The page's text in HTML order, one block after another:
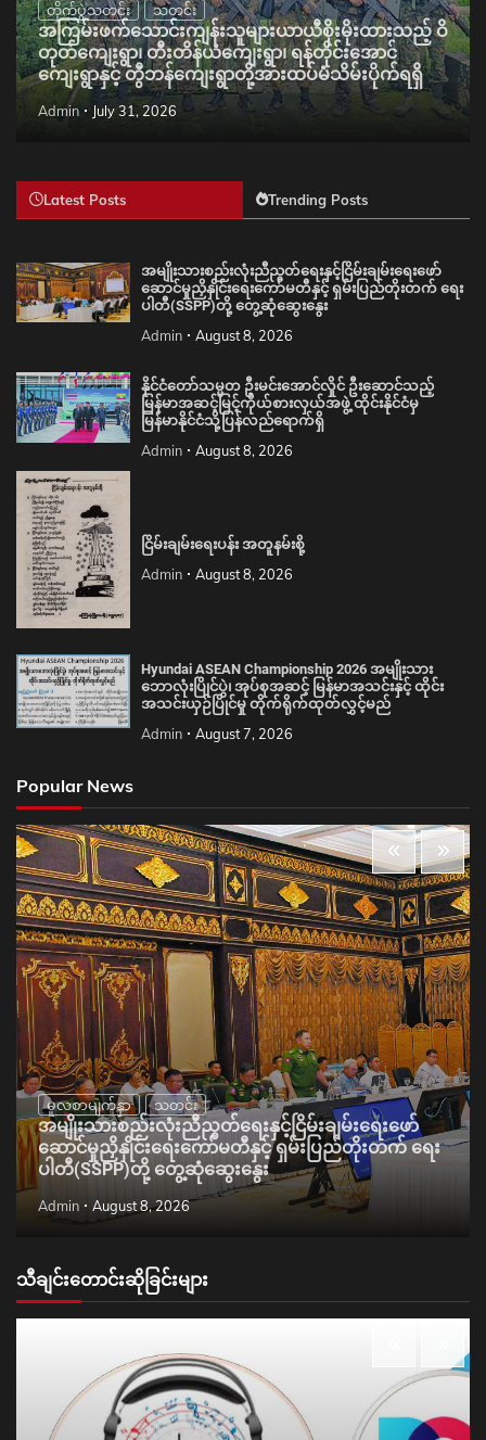
တိုက်ပွဲသတင်း သတင်း
အကြမ်းဖက်သောင်းကျန်းသူများယာယီစိုးမိုးထားသည့် ဝိ
တုတ်ကျေးရွာ၊ တီးတိန်ယံကျေးရွာ၊ ရန်တိုင်းအောင်
ကျေးရွာနှင့် တွီဘန်ကျေးရွာတို့အားထပ်မံသိမ်းပိုက်ရရှိ
Admin July 31, 2026
Latest Posts Trending Posts
အမျိုးသားစည်းလုံးညီညွတ်ရေးနှင့်ငြိမ်းချမ်းရေးဖော်
ဆောင်မှုညှိနှိုင်းရေးကော်မတီနှင့် ရှမ်းပြည်တိုးတက် ရေး
ပါတီ(SSPP)တို့ တွေ့ဆုံဆွေးနွေး
Admin August 8, 2026
နိုင်ငံတော်သမ္မတ ဦးမင်းအောင်လှိုင် ဦးဆောင်သည့်
မြန်မာအဆင့်မြင့်ကိုယ်စားလှယ်အဖွဲ့ ထိုင်းနိုင်ငံမှ
မြန်မာနိုင်ငံသို့ပြန်လည်ရောက်ရှိ
Admin August 8, 2026
ငြိမ်းချမ်းရေးပန်း အတူနမ်းစို့
Admin August 8, 2026
Hyundai ASEAN Championship 2026 အမျိုးသား
ဘောလုံးပြိုင်ပွဲ၊ အုပ်စုအဆင့် မြန်မာအသင်းနှင့် ထိုင်း
အသင်းယှဉ်ပြိုင်မှု တိုက်ရိုက်ထုတ်လွှင့်မည်
Admin August 7, 2026
Popular News
မူလစာမျက်နှာ သတင်း
အမျိုးသားစည်းလုံးညီညွတ်ရေးနှင့်ငြိမ်းချမ်းရေးဖော်
ဆောင်မှုညှိနှိုင်းရေးကော်မတီနှင့် ရှမ်းပြည်တိုးတက် ရေး
ပါတီ(SSPP)တို့ တွေ့ဆုံဆွေးနွေး
Admin August 8, 2026
သီချင်းတောင်းဆိုခြင်းများ